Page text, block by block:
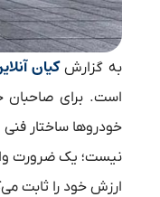
به گزارشکیان
است. برای صاحبان
خودروها ساختار
نیست؛ یک ضرورت
ارزش خود را ثابت